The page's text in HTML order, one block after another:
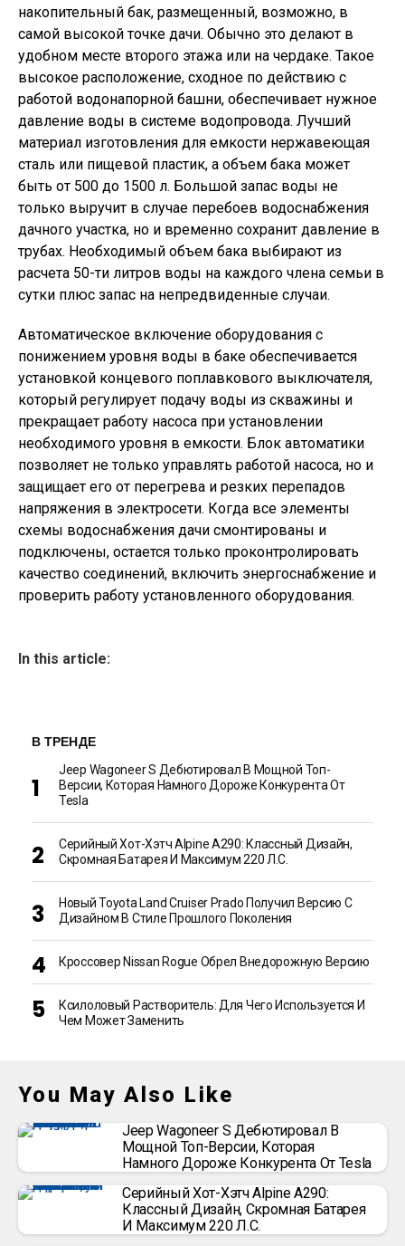
накопительный бак, размещенный, возможно, в
самой высокой точке дачи. Обычно это делают в
удобном месте второго этажа или на чердаке. Такое
высокое расположение, сходное по действию с
работой водонапорной башни, обеспечивает нужное
давление воды в системе водопровода. Лучший
материал изготовления для емкости нержавеющая
сталь или пищевой пластик, а объем бака может
быть от 500 до 1500 л. Большой запас воды не
только выручит в случае перебоев водоснабжения
дачного участка, но и временно сохранит давление в
трубах. Необходимый объем бака выбирают из
расчета 50-ти литров воды на каждого члена семьи в
сутки плюс запас на непредвиденные случаи.
Автоматическое включение оборудования с
понижением уровня воды в баке обеспечивается
установкой концевого поплавкового выключателя,
который регулирует подачу воды из скважины и
прекращает работу насоса при установлении
необходимого уровня в емкости. Блок автоматики
позволяет не только управлять работой насоса, но и
защищает его от перегрева и резких перепадов
напряжения в электросети. Когда все элементы
схемы водоснабжения дачи смонтированы и
подключены, остается только проконтролировать
качество соединений, включить энергоснабжение и
проверить работу установленного оборудования.
In this article:
В ТРЕНДЕ
Jeep Wagoneer S Дебютировал В Мощной Топ-
Версии, Которая Намного Дороже Конкурента От
Tesla
Серийный Хот-Хэтч Alpine A290: Классный Дизайн,
Скромная Батарея И Максимум 220 Л.с.
Новый Toyota Land Cruiser Prado Получил Версию С
Дизайном В Стиле Прошлого Поколения
Кроссовер Nissan Rogue Обрел Внедорожную Версию
Ксилоловый Растворитель: Для Чего Используется И
Чем Может Заменить
You May Also Like
Jeep Wagoneer S Дебютировал В
Мощной Топ-Версии, Которая
Намного Дороже Конкурента От Tesla
Серийный Хот-Хэтч Alpine A290:
Классный Дизайн, Скромная Батарея
И Максимум 220 Л.с.